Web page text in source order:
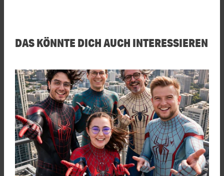
DAS KÖNNTE DICH AUCH INTERESSIEREN